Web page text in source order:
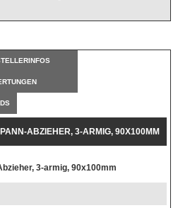
ABZIEHER, 3-ARMIG, 90X100MM
3-armig, 90x100mm